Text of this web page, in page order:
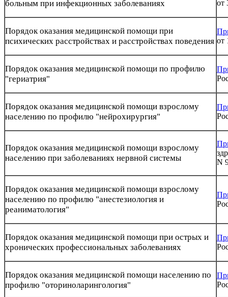
больным при инфекционных заболеваниях от
Порядок оказания медицинской помощи при
психических расстройствах и расстройствах поведения от
Порядок оказания медицинской помощи по профилю
"гериатрия"
Порядок оказания медицинской помощи взрослому
населению по профилю "нейрохирургия"
Порядок оказания медицинской помощи взрослому
населению при заболеваниях нервной системы
N
Порядок оказания медицинской помощи взрослому
населению по профилю "анестезиология и
реаниматология"
Порядок оказания медицинской помощи при острых и
хронических профессиональных заболеваниях
Порядок оказания медицинской помощи населению по
профилю "оториноларингология"